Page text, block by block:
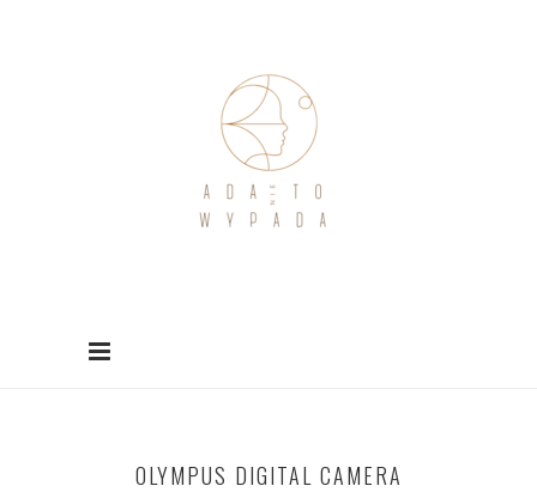
OLYMPUS DIGITAL CAMERA